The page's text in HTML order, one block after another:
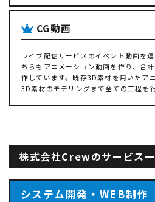
CG動画
ライブ配信サービスのイベント動画を
ちらもアニメーション動画を作り、合
作しています。既存3D素材を用いたア
3D素材のモデリングまで全ての工程を行
株式会社Crewのサービス
システム開発・WEB制作